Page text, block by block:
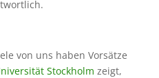
von uns haben Vorsätze
Stockholm zeigt,